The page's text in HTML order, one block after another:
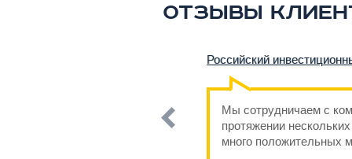
Отзывы
Российский
Мы сотрудничаем с
протяжении
много положительных